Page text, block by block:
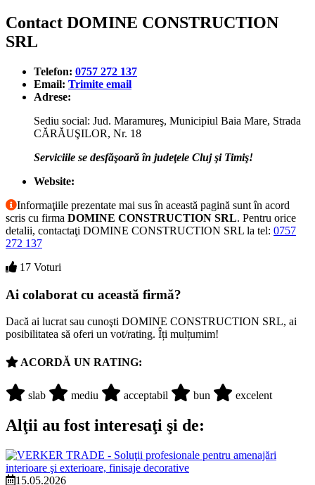
Contact DOMINE CONSTRUCTION
SRL
Telefon: 0757 272 137
Email: Trimite email
Adrese:
Sediu social: Jud. Maramureş, Municipiul Baia Mare, Strada
CĂRĂUŞILOR, Nr. 18
Serviciile se desfăşoară în judeţele Cluj şi Timiş!
Website:
Informaţiile prezentate mai sus în această pagină sunt în acord
scris cu firma DOMINE CONSTRUCTION SRL. Pentru orice
detalii, contactaţi DOMINE CONSTRUCTION SRL la tel: 0757
272 137
17 Voturi
Ai colaborat cu această firmă?
Dacă ai lucrat sau cunoşti DOMINE CONSTRUCTION SRL, ai
posibilitatea să oferi un vot/rating. Îți mulțumim!
ACORDĂ UN RATING:
slab mediu acceptabil bun excelent
Alţii au fost interesaţi şi de:
15.05.2026